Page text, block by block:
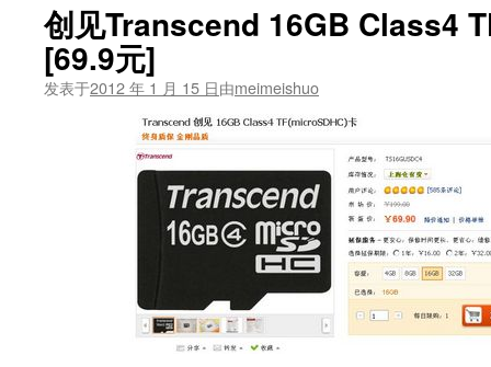
创见Transcend 16GB Class4
[69.9元]
发表于2012 年 1 月 15 日由meimeishuo